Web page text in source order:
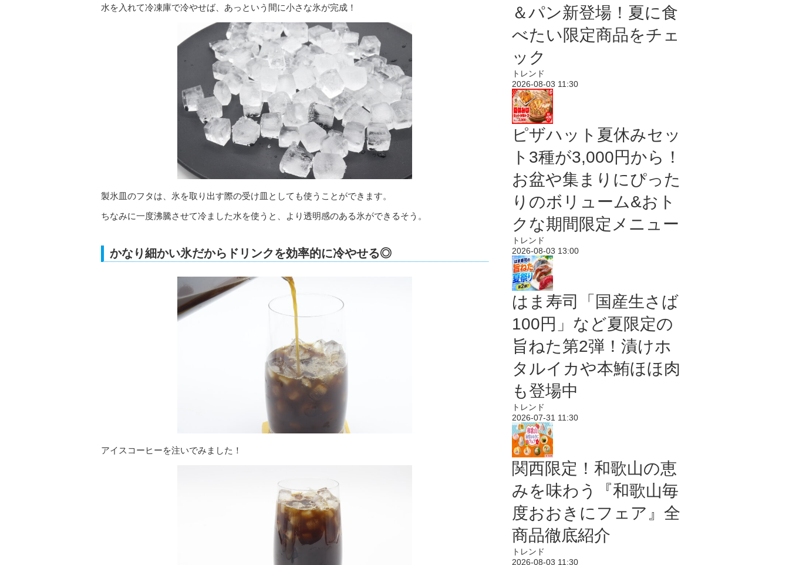
水を入れて冷凍庫で冷やせば、あっという間に小さな氷が完成！
製氷皿のフタは、氷を取り出す際の受け皿としても使うことができます。
ちなみに一度沸騰させて冷ました水を使うと、より透明感のある氷ができるそう。
かなり細かい氷だからドリンクを効率的に冷やせる◎
アイスコーヒーを注いでみました！
＆パン新登場！夏に食
べたい限定商品をチェ
ック
トレンド
2026-08-03 11:30
ピザハット夏休みセッ
ト3種が3,000円から！
お盆や集まりにぴった
りのボリューム&おト
クな期間限定メニュー
トレンド
2026-08-03 13:00
はま寿司「国産生さば
100円」など夏限定の
旨ねた第2弾！漬けホ
タルイカや本鮪ほほ肉
も登場中
トレンド
2026-07-31 11:30
関西限定！和歌山の恵
みを味わう『和歌山毎
度おおきにフェア』全
商品徹底紹介
トレンド
2026-08-03 11:30